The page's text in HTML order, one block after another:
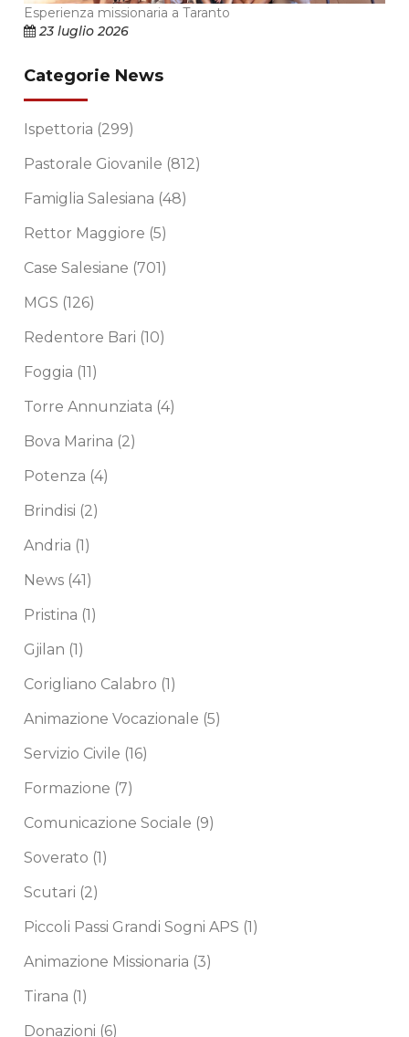
Esperienza missionaria a Taranto
23 luglio 2026
Categorie News
Ispettoria (299)
Pastorale Giovanile (812)
Famiglia Salesiana (48)
Rettor Maggiore (5)
Case Salesiane (701)
MGS (126)
Redentore Bari (10)
Foggia (11)
Torre Annunziata (4)
Bova Marina (2)
Potenza (4)
Brindisi (2)
Andria (1)
News (41)
Pristina (1)
Gjilan (1)
Corigliano Calabro (1)
Animazione Vocazionale (5)
Servizio Civile (16)
Formazione (7)
Comunicazione Sociale (9)
Soverato (1)
Scutari (2)
Piccoli Passi Grandi Sogni APS (1)
Animazione Missionaria (3)
Tirana (1)
Donazioni (6)